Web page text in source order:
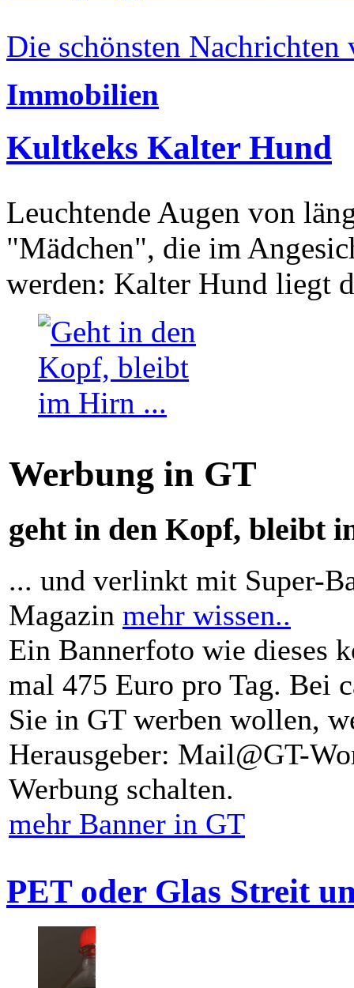
Die schönsten Nachrichten
Immobilien
Kultkeks Kalter Hund
Leuchtende Augen von
"Mädchen", die im
werden: Kalter Hund liegt
Werbung in GT
geht in den Kopf, bleibt
... und verlinkt mit Super-
Magazin mehr wissen..
Ein Bannerfoto wie dieses
mal 475 Euro pro Tag. Bei
Sie in GT werben wollen,
Herausgeber: Mail@GT-
Werbung schalten.
mehr Banner in GT
PET oder Glas Streit